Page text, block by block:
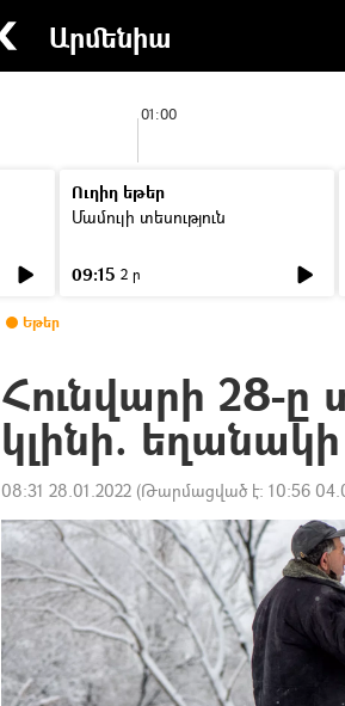
Արմենիա
01:00
Ուղիղ եթեր
Մամուլի տեսություն
09:15 2 ր
Եթեր
Հունվարի 28-ը
կլինի. եղանակի
08:31 28.01.2022 (Թարմացված է: 10:56